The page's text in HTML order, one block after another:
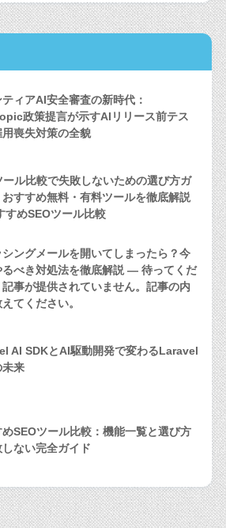
ィアAI安全審査の新時代：
政策提言が示すAIリリース前テス
用喪失対策の全貌
ール比較で失敗しないための選び方ガ
おすすめ無料・有料ツールを徹底解説
めSEOツール比較
シングメールを開いてしまったら？今
るべき対処法を徹底解説 — 待ってくだ
記事が提供されていません。記事の内
てください。
AI SDKとAI駆動開発で変わるLaravel
未来
めSEOツール比較：機能一覧と選び方
ない完全ガイド